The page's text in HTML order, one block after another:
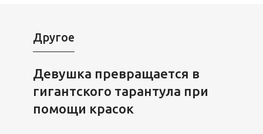
Другое
Девушка превращается в
гигантского тарантула при
помощи красок